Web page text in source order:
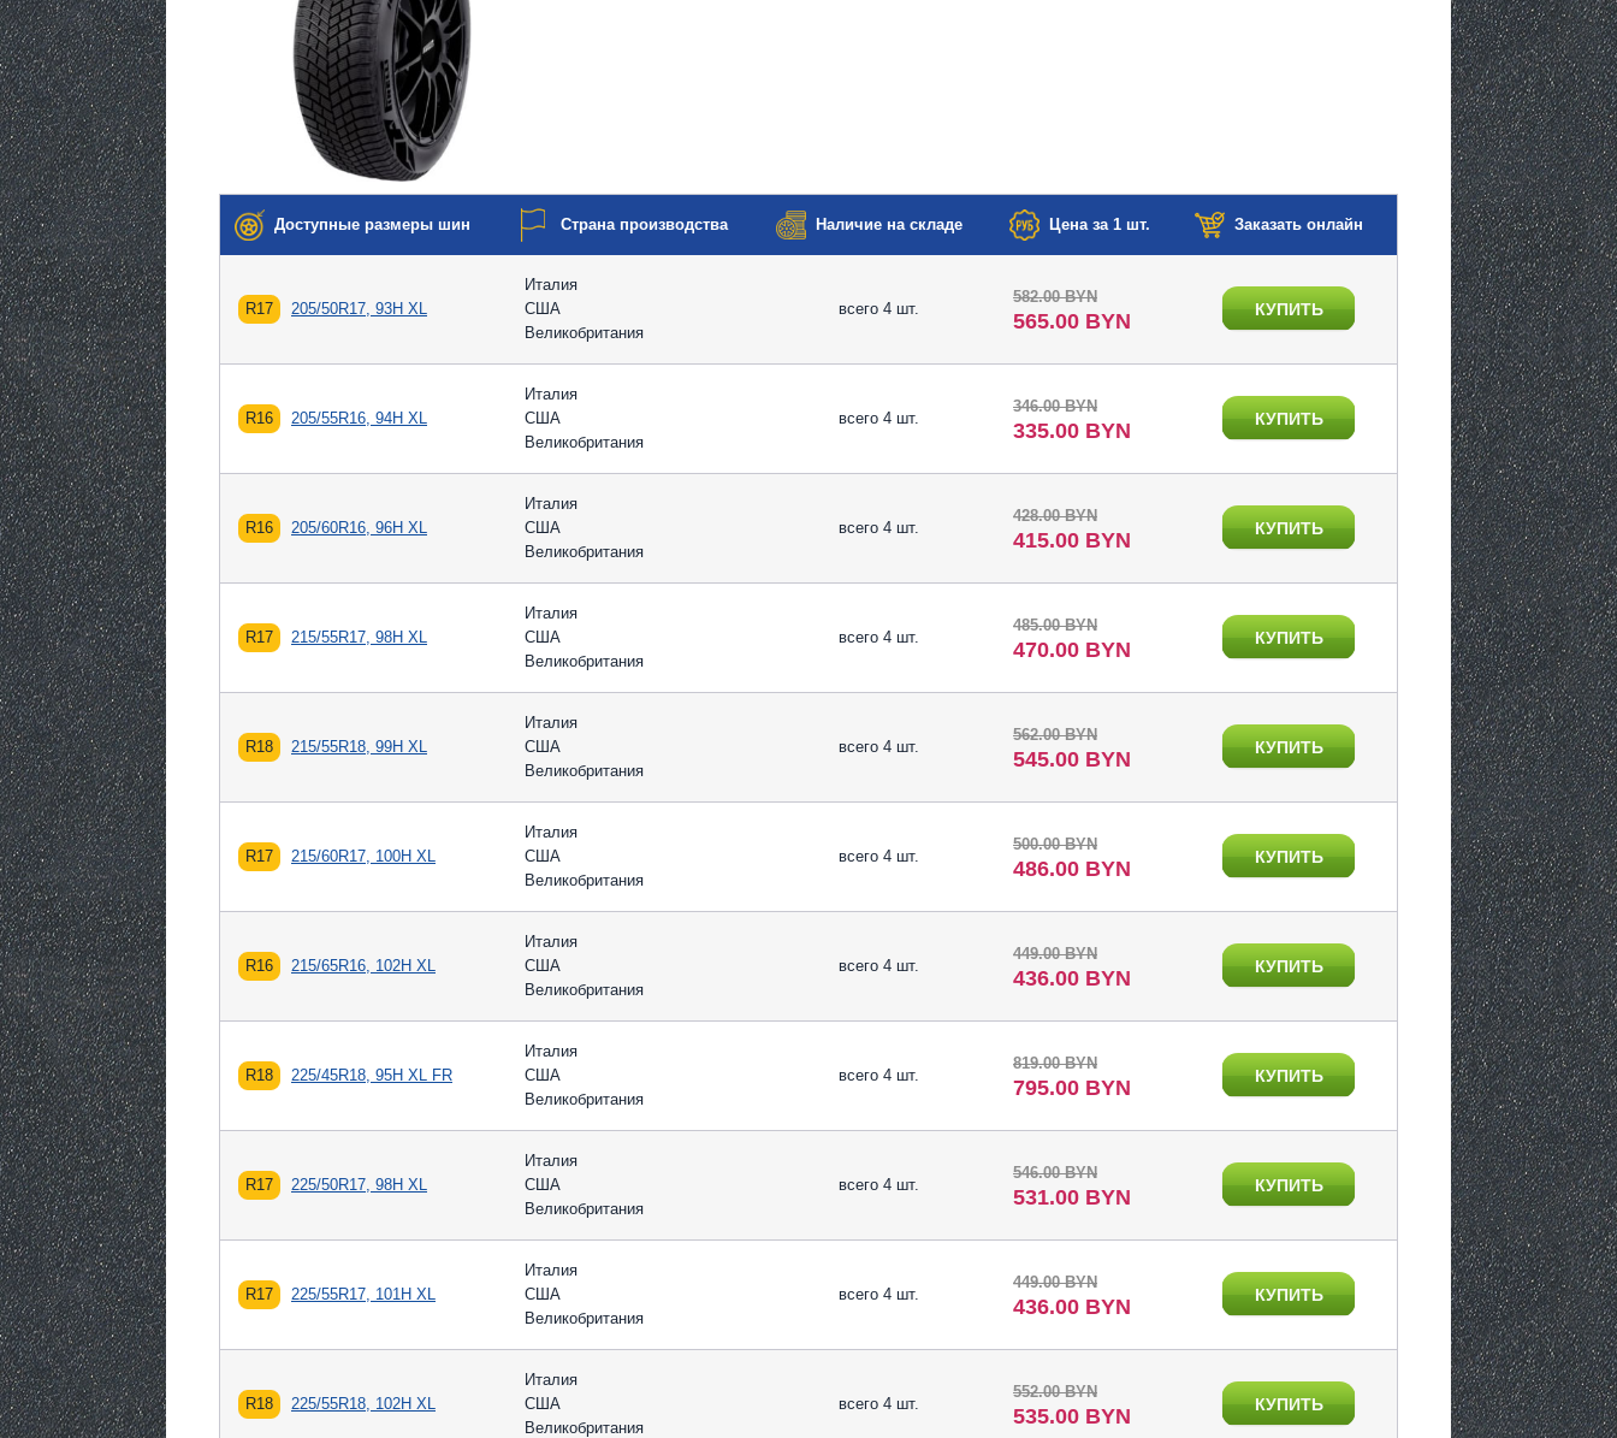
Доступные размеры шин Страна производства Наличие на складе Цена за 1 шт. Заказать онлайн
R17 205/50R17, 93H XL
Италия
США
Великобритания
всего 4 шт.
582.00 BYN
565.00 BYN КУПИТЬ
R16 205/55R16, 94H XL
Италия
США
Великобритания
всего 4 шт.
346.00 BYN
335.00 BYN КУПИТЬ
R16 205/60R16, 96H XL
Италия
США
Великобритания
всего 4 шт.
428.00 BYN
415.00 BYN КУПИТЬ
R17 215/55R17, 98H XL
Италия
США
Великобритания
всего 4 шт.
485.00 BYN
470.00 BYN КУПИТЬ
R18 215/55R18, 99H XL
Италия
США
Великобритания
всего 4 шт.
562.00 BYN
545.00 BYN КУПИТЬ
R17 215/60R17, 100H XL
Италия
США
Великобритания
всего 4 шт.
500.00 BYN
486.00 BYN КУПИТЬ
R16 215/65R16, 102H XL
Италия
США
Великобритания
всего 4 шт.
449.00 BYN
436.00 BYN КУПИТЬ
R18 225/45R18, 95H XL FR
Италия
США
Великобритания
всего 4 шт.
819.00 BYN
795.00 BYN КУПИТЬ
R17 225/50R17, 98H XL
Италия
США
Великобритания
всего 4 шт.
546.00 BYN
531.00 BYN КУПИТЬ
R17 225/55R17, 101H XL
Италия
США
Великобритания
всего 4 шт.
449.00 BYN
436.00 BYN КУПИТЬ
R18 225/55R18, 102H XL
Италия
США
Великобритания
всего 4 шт.
552.00 BYN
535.00 BYN КУПИТЬ